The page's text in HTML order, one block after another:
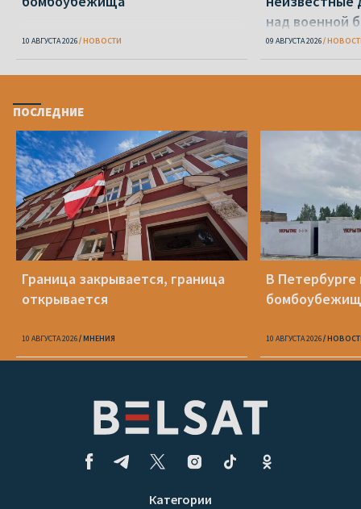
10 АВГУСТА 2026 НОВОСТИ
над военной
09 АВГУСТА 2026
ПОСЛЕДНИЕ
Граница закрывается, граница
открывается
10 АВГУСТА 2026 МНЕНИЯ
В Петербурге
10 АВГУСТА 2026
Категории